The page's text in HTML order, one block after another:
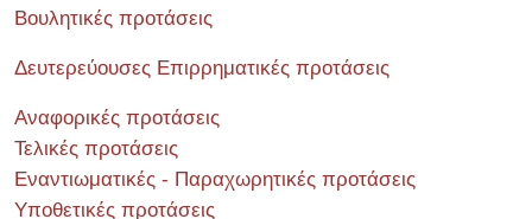
Βουλητικές προτάσεις
Δευτερεύουσες Επιρρηματικές προτάσεις
Αναφορικές προτάσεις
Τελικές προτάσεις
Εναντιωματικές - Παραχωρητικές προτάσεις
Υποθετικές προτάσεις